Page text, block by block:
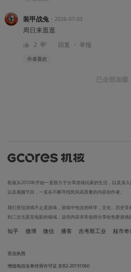
装甲战兔・ 2026-07-03
周日来逛逛
2 回复 ・ 举报
作者喜欢
已全部加载
机核从2010年开始一直致力于分享游戏玩家的生活，以及深
以及视频节目，一直在不断寻找民间高质量的内容创作者。
我们坚信游戏不止是游戏，游戏中包含的科学，文化，历史
到二次元甚至电影的领域，这些内容非常值得分享给热爱游戏
知乎 微博 微信 播客 吉考斯工业 核市奇
营业执照
增值电信业务经营许可证 京B2-20191060